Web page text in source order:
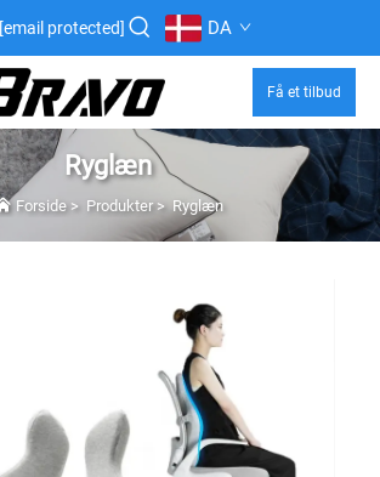
[email protected] DA
Få et tilbud
Ryglæn
Forside> Produkter>Ryglæn